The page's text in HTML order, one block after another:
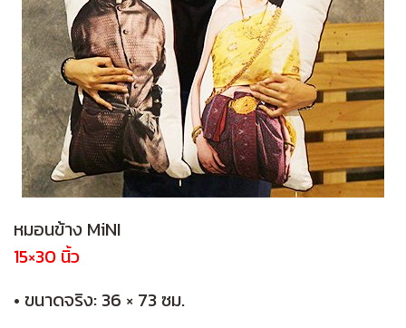
หมอนข้าง MiNI
15×30 นิ้ว
• ขนาดจริง: 36 × 73 ซม.